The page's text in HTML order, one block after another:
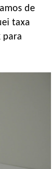
de
taxa
para